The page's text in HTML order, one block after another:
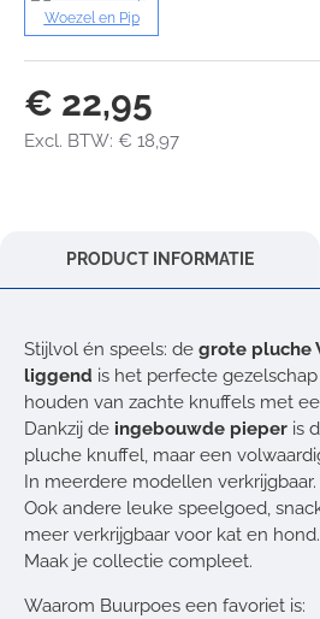
€ 22,95
Excl. BTW: € 18,97
Woezel en Pip
PRODUCT INFORMATIE
Stijlvol én speels: de grote pluche
liggend is het perfecte
houden van zachte knuffels met
Dankzij de ingebouwde pieper is
pluche knuffel, maar een
In meerdere modellen verkrijgbaar.
Ook andere leuke speelgoed,
meer verkrijgbaar voor kat en hond.
Maak je collectie compleet.
Waarom Buurpoes een favoriet is: